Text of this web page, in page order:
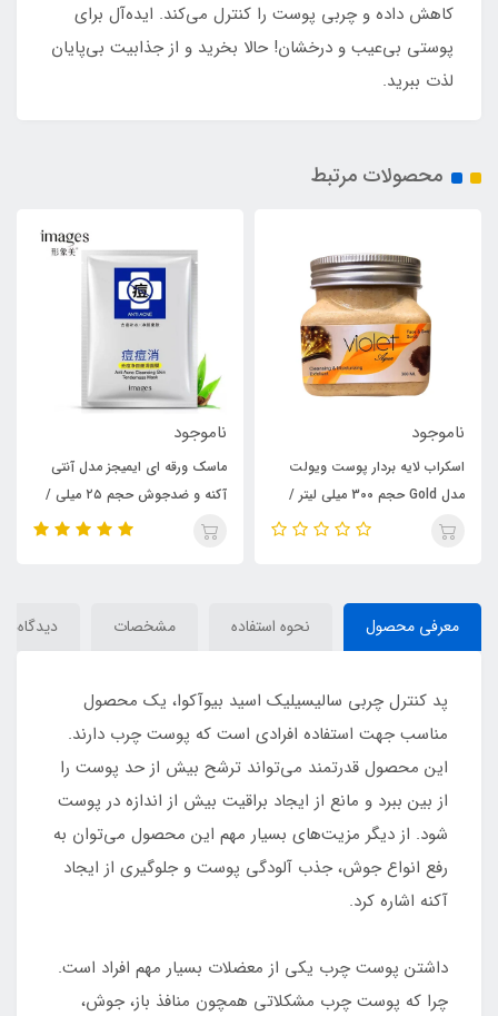
کاهش داده و چربی پوست را کنترل می‌کند. ایده‌آل برای
پوستی بی‌عیب و درخشان! حالا بخرید و از جذابیت بی‌پایان
لذت ببرید.
محصولات مرتبط
ناموجود
اسکراب لایه بردار پوست ویولت
مدل Gold حجم 300 میلی لیتر /
VIOLET
ناموجود
ماسک ورقه ای ایمیجز مدل آنتی
آکنه و ضدجوش حجم ۲۵ میلی /
IMAGES
معرفی محصول نحوه استفاده مشخصات دیدگاه‌ها
پد کنترل چربی سالیسیلیک اسید بیوآکوا، یک محصول
مناسب جهت استفاده افرادی است که پوست چرب دارند.
این محصول قدرتمند می‌تواند ترشح بیش از حد پوست را
از بین ببرد و مانع از ایجاد براقیت بیش از اندازه در پوست
شود. از دیگر مزیت‌های بسیار مهم این محصول می‌توان به
رفع انواع جوش، جذب آلودگی پوست و جلوگیری از ایجاد
آکنه اشاره کرد.
داشتن پوست چرب یکی از معضلات بسیار مهم افراد است.
چرا که پوست چرب مشکلاتی همچون منافذ باز، جوش،